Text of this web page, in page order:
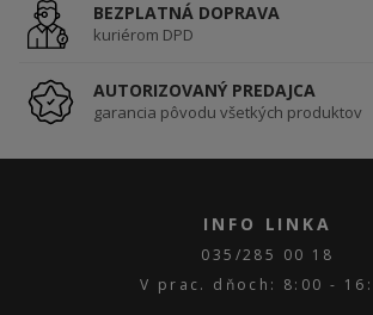
BEZPLATNÁ DOPRAVA
kuriérom DPD
AUTORIZOVANÝ PREDAJCA
garancia pôvodu všetkých produktov
INFO LINKA
035/285 00 18
V prac. dňoch: 8:00 -